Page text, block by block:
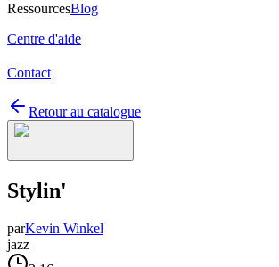
RessourcesBlog
Centre d'aide
Contact
Retour au catalogue
Stylin'
parKevin Winkel
jazz